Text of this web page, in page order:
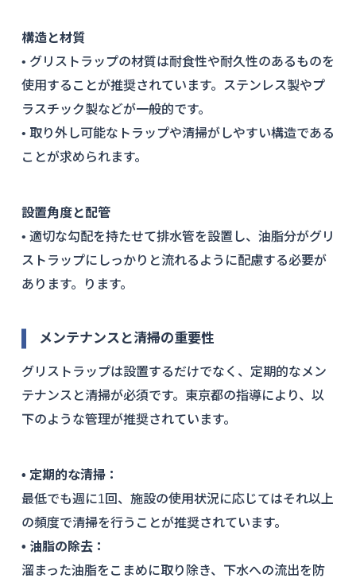
構造と材質
• グリストラップの材質は耐食性や耐久性のあるものを
使用することが推奨されています。ステンレス製やプ
ラスチック製などが一般的です。
• 取り外し可能なトラップや清掃がしやすい構造である
ことが求められます。
設置角度と配管
• 適切な勾配を持たせて排水管を設置し、油脂分がグリ
ストラップにしっかりと流れるように配慮する必要が
あります。ります。
メンテナンスと清掃の重要性
グリストラップは設置するだけでなく、定期的なメン
テナンスと清掃が必須です。東京都の指導により、以
下のような管理が推奨されています。
• 定期的な清掃：
最低でも週に1回、施設の使用状況に応じてはそれ以上
の頻度で清掃を行うことが推奨されています。
• 油脂の除去：
溜まった油脂をこまめに取り除き、下水への流出を防